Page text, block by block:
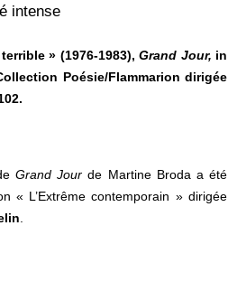
intense
» (1976-1983),Grand Jour, in
Poésie/Flammarion dirigée
Grand Jour de Martine Broda a été
« L’Extrême contemporain » dirigée